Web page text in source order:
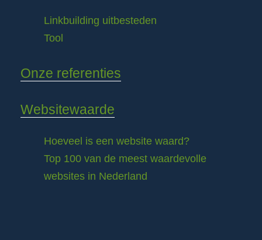
Linkbuilding uitbesteden
Tool
Onze referenties
Websitewaarde
Hoeveel is een website waard?
Top 100 van de meest waardevolle
websites in Nederland